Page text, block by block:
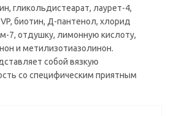
гликольдистеарат, лаурет-4,
биотин, Д-пантенол, хлорид
7, отдушку, лимонную кислоту,
и метилизотиазолинон.
собой вязкую
со специфическим приятным